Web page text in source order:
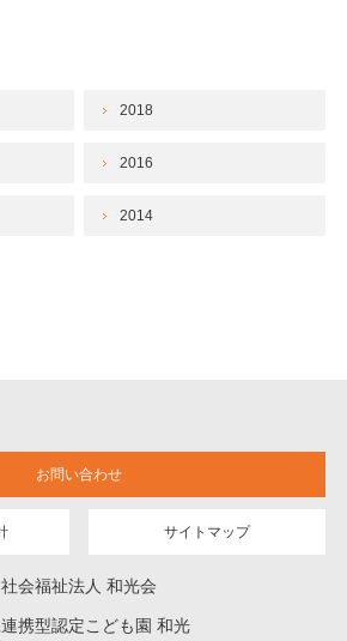
2018
2016
2014
お問い合わせ
サイトマップ
社会福祉法人 和光会
携型認定こども園 和光